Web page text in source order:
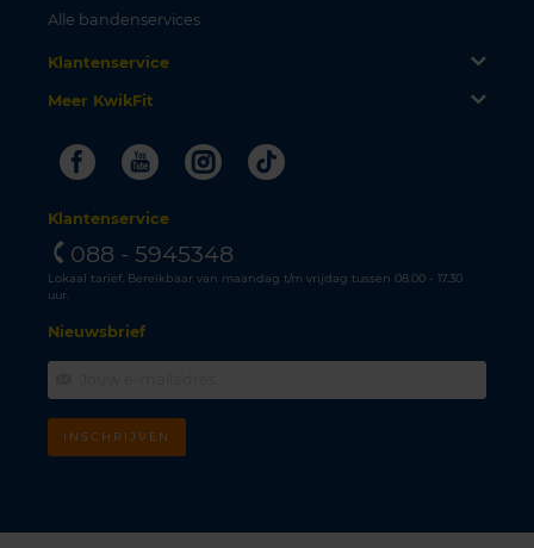
Alle bandenservices
Klantenservice
Meer KwikFit
FacebookYoutubeInstagram
Tiktok
Klantenservice
088 - 5945348
Lokaal tarief. Bereikbaar van maandag t/m vrijdag tussen 08.00 - 17.30
uur.
Nieuwsbrief
INSCHRIJVEN